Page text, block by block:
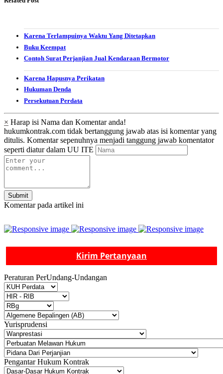
Karena Terlampuinya Waktu Yang Ditetapkan
Buku Keempat
Contoh Surat Perjanjian Jual Kendaraan Bermotor
Karena Hapusnya Perikatan
Hukuman Denda
Persekutuan Perdata
× Harap isi Nama dan Komentar anda!
hukumkontrak.com tidak bertanggung jawab atas isi komentar yang
ditulis. Komentar sepenuhnya menjadi tanggung jawab komentator
seperti diatur dalam UU ITE
Submit
Komentar pada artikel ini
Kirim Pertanyaan
Peraturan PerUndang-Undangan
Yurisprudensi
Pengantar Hukum Kontrak